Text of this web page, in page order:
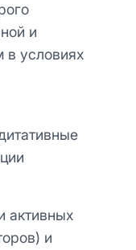
и
в условиях
активных
и